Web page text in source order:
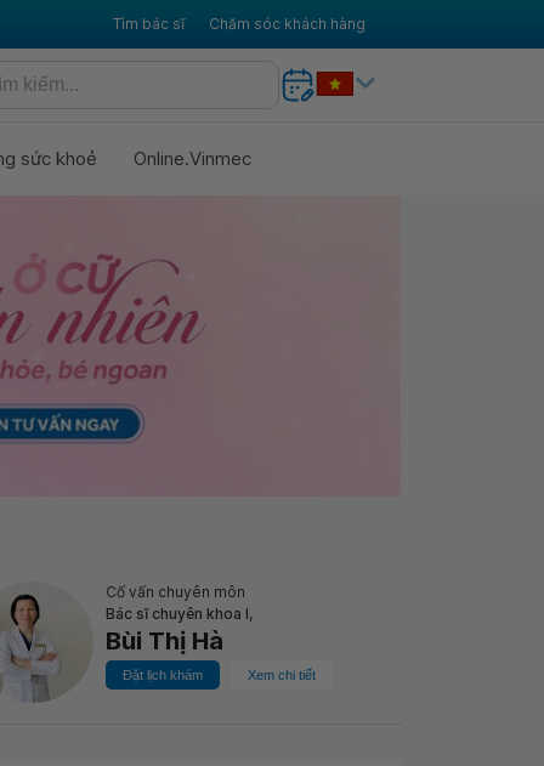
Tìm bác sĩ Chăm sóc khách hàng
sức khoẻ Online.Vinmec
Cố vấn chuyên môn
Bác sĩ chuyên khoa I,
Bùi Thị Hà
Đặt lịch khám Xem chi tiết